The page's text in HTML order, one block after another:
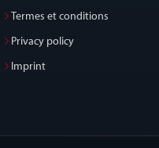
Termes et conditions
Privacy policy
Imprint